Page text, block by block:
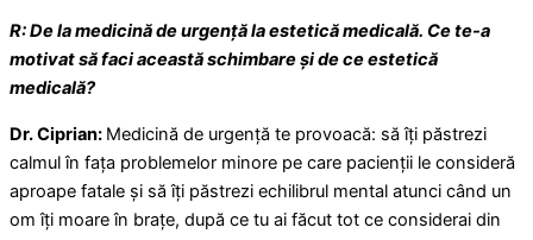
R: De la medicină de urgență la estetică medicală. Ce te-a
motivat să faci această schimbare și de ce estetică
medicală?
Dr. Ciprian: Medicină de urgență te provoacă: să îți păstrezi
calmul în fața problemelor minore pe care pacienții le consideră
aproape fatale și să îți păstrezi echilibrul mental atunci când un
om îți moare în brațe, după ce tu ai făcut tot ce considerai din